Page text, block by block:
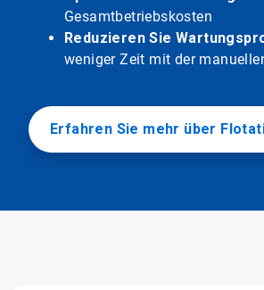
Gesamtbetriebskosten
Reduzieren Sie
weniger Zeit mit der
Erfahren Sie mehr über